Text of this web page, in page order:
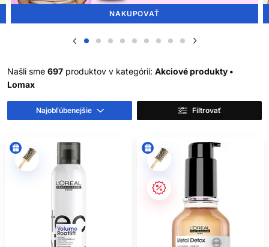
NAKUPOVAŤ
Našli sme 697 produktov v kategórií: Akciové produkty •
Lomax
Najobľúbenejšie Filtrovať